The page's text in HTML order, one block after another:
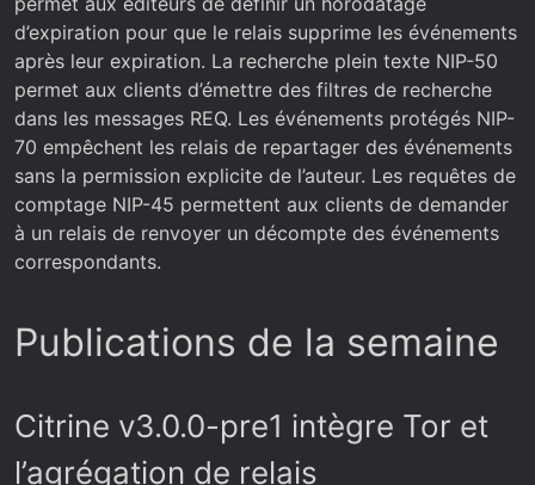
d’expiration pour que le relais supprime les événements
après leur expiration. La recherche plein texte NIP-50
permet aux clients d’émettre des filtres de recherche
dans les messages REQ. Les événements protégés NIP-
70 empêchent les relais de repartager des événements
sans la permission explicite de l’auteur. Les requêtes de
comptage NIP-45 permettent aux clients de demander
à un relais de renvoyer un décompte des événements
correspondants.
Publications de la semaine
Citrine v3.0.0-pre1 intègre Tor et
l’agrégation de relais